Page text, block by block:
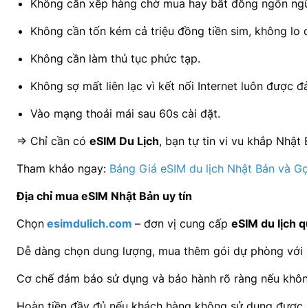
Không cần xếp hàng chờ mua hay bất đồng ngôn
Không cần tốn kém cả triệu đồng tiền sim, không lo
Không cần làm thủ tục phức tạp.
Không sợ mất liên lạc vì kết nối Internet luôn được
Vào mạng thoải mái sau 60s cài đặt.
=> Chỉ cần có eSIM Du Lịch, bạn tự tin vi vu khắp Nhật
Tham khảo ngay: Bảng Giá eSIM du lịch Nhật Bản và
Địa chỉ mua eSIM Nhật Bản uy tín
Chọn esimdulich.com – đơn vị cung cấp eSIM du lịch
Dễ dàng chọn dung lượng, mua thêm gói dự phòng
Cơ chế đảm bảo sử dụng và bảo hành rõ ràng nếu